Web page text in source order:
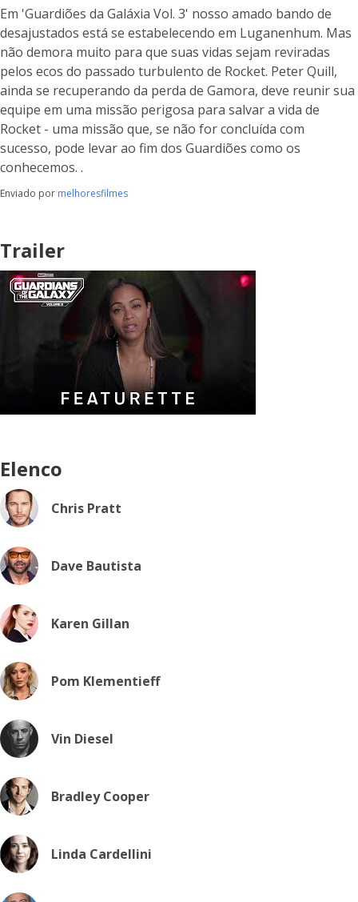
Em 'Guardiões da Galáxia Vol. 3' nosso amado bando de
desajustados está se estabelecendo em Luganenhum. Mas
não demora muito para que suas vidas sejam reviradas
pelos ecos do passado turbulento de Rocket. Peter Quill,
ainda se recuperando da perda de Gamora, deve reunir sua
equipe em uma missão perigosa para salvar a vida de
Rocket - uma missão que, se não for concluída com
sucesso, pode levar ao fim dos Guardiões como os
conhecemos. .
Enviado por melhoresfilmes
Trailer
Elenco
Chris Pratt
Dave Bautista
Karen Gillan
Pom Klementieff
Vin Diesel
Bradley Cooper
Linda Cardellini